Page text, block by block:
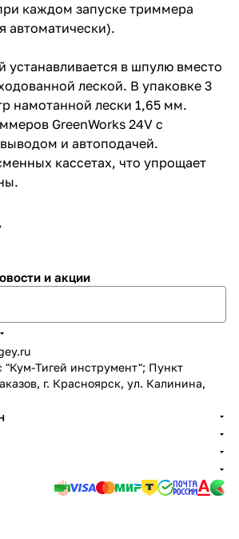
каждом запуске триммера
автоматически).
устанавливается в шпулю вместо
леской. В упаковке 3
намотанной лески 1,65 мм.
GreenWorks 24V c
и автоподачей.
кассетах, что упрощает
и акции
"Кум-Тигей инструмент"; Пункт
г. Красноярск, ул. Калинина,